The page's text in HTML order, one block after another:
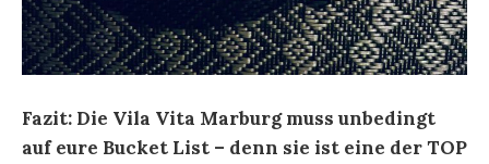
Fazit: Die Vila Vita Marburg muss unbedingt
auf eure Bucket List – denn sie ist eine der TOP